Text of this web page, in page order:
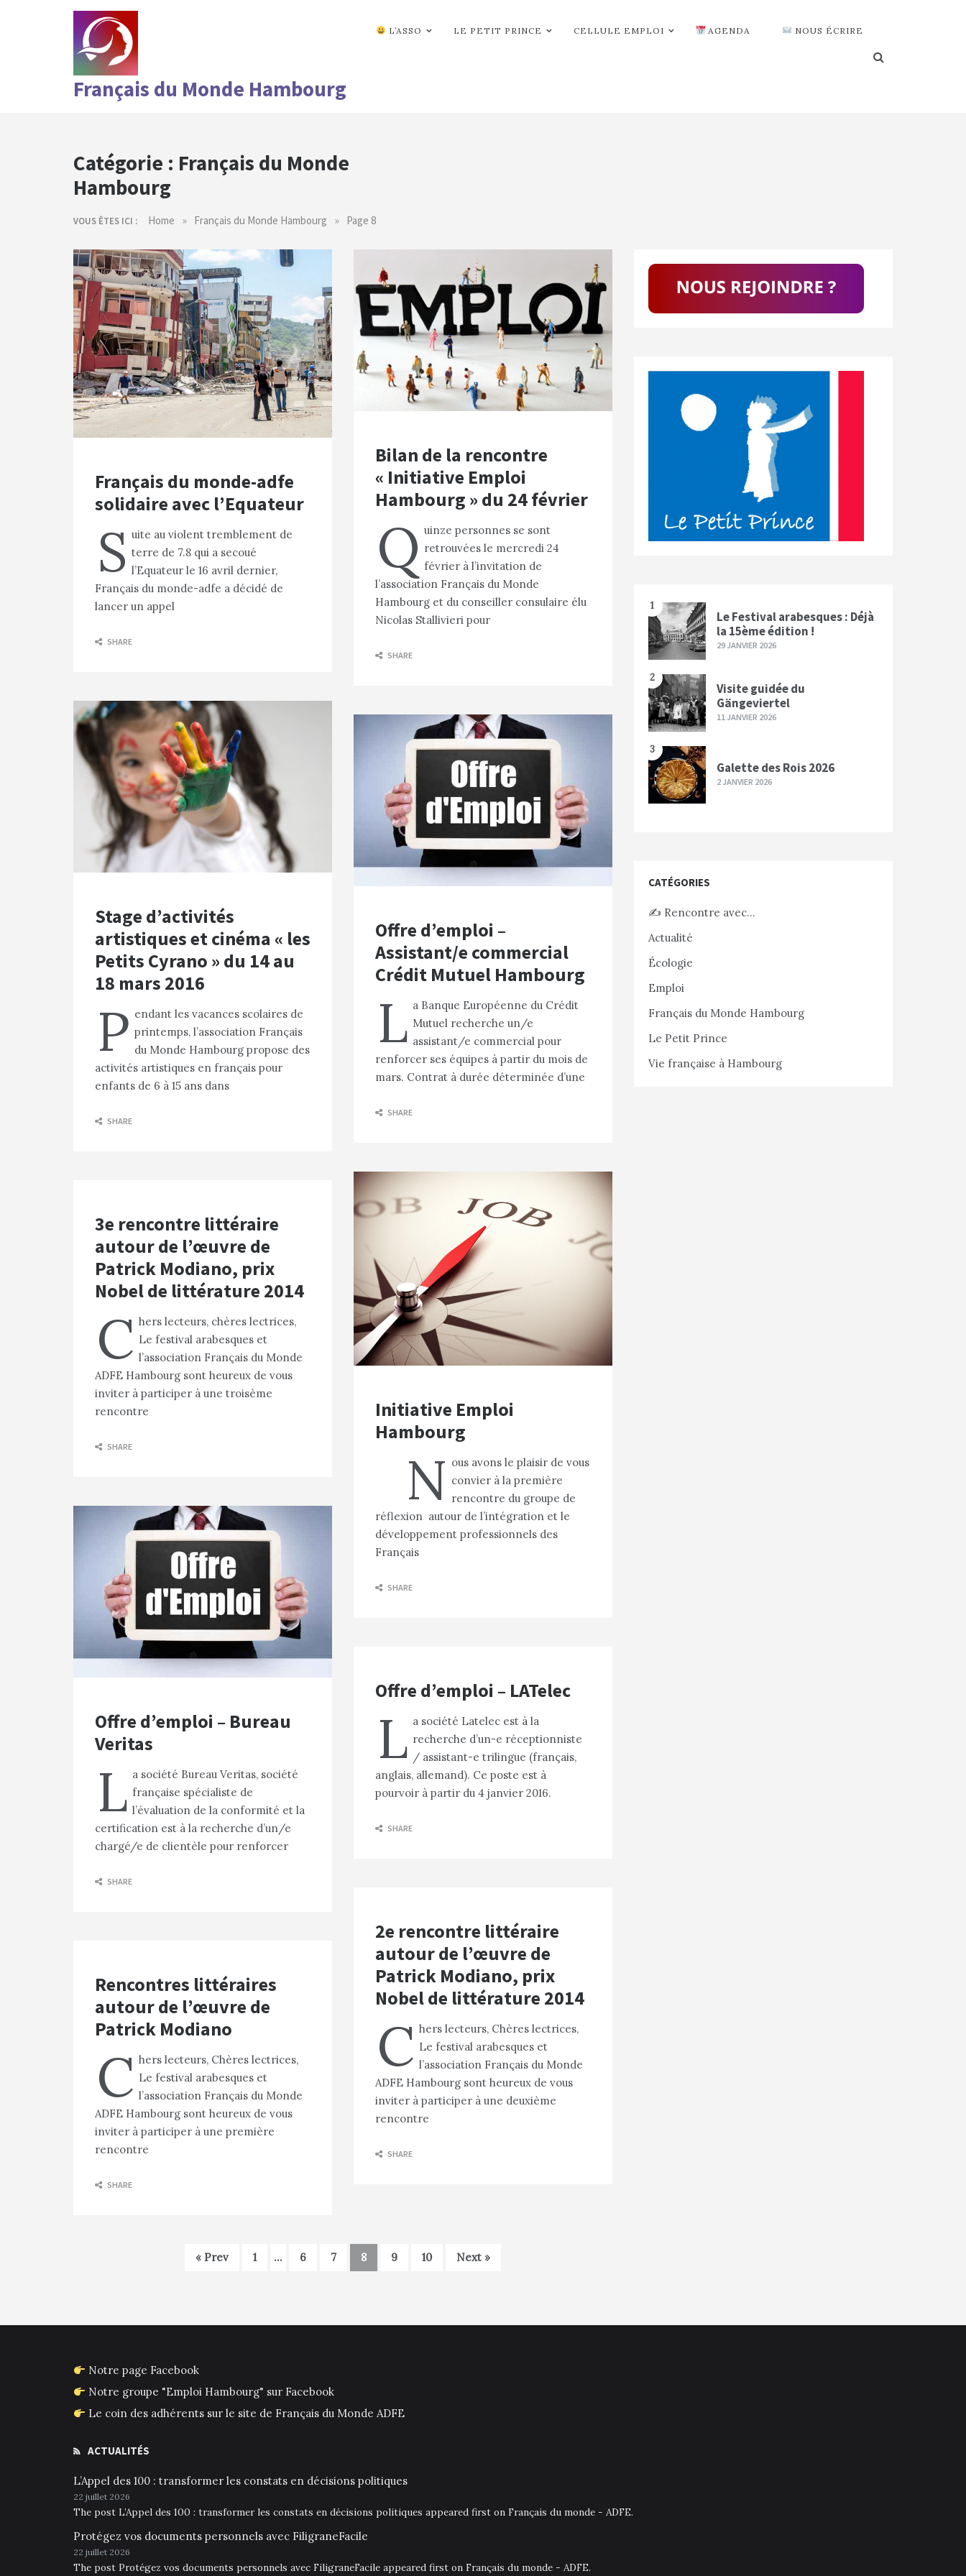
Français du Monde Hambourg
L’ASSO LE PETIT PRINCE CELLULE EMPLOI AGENDA NOUS ÉCRIRE
Catégorie : Français du Monde
Hambourg
VOUS ÊTES ICI : Home » Français du Monde Hambourg » Page 8
Français du monde-adfe
solidaire avec l’Equateur
S uite au violent tremblement de
terre de 7.8 qui a secoué
l’Equateur le 16 avril dernier,
Français du monde-adfe a décidé de
lancer un appel
SHARE
Bilan de la rencontre
« Initiative Emploi
Hambourg » du 24 février
Q uinze personnes se sont
retrouvées le mercredi 24
février à l’invitation de
l’association Français du Monde
Hambourg et du conseiller consulaire élu
Nicolas Stallivieri pour
SHARE
Stage d’activités
artistiques et cinéma « les
Petits Cyrano » du 14 au
18 mars 2016
P endant les vacances scolaires de
printemps, l’association Français
du Monde Hambourg propose des
activités artistiques en français pour
enfants de 6 à 15 ans dans
SHARE
Offre d’emploi –
Assistant/e commercial
Crédit Mutuel Hambourg
L a Banque Européenne du Crédit
Mutuel recherche un/e
assistant/e commercial pour
renforcer ses équipes à partir du mois de
mars. Contrat à durée déterminée d’une
SHARE
Initiative Emploi
Hambourg
N ous avons le plaisir de vous
convier à la première
rencontre du groupe de
réflexion autour de l’intégration et le
développement professionnels des
Français
SHARE
3e rencontre littéraire
autour de l’œuvre de
Patrick Modiano, prix
Nobel de littérature 2014
C hers lecteurs, chères lectrices,
Le festival arabesques et
l’association Français du Monde
ADFE Hambourg sont heureux de vous
inviter à participer à une troisème
rencontre
SHARE
Offre d’emploi – Bureau
Veritas
L a société Bureau Veritas, société
française spécialiste de
l’évaluation de la conformité et la
certification est à la recherche d’un/e
chargé/e de clientèle pour renforcer
SHARE
Offre d’emploi – LATelec
L a société Latelec est à la
recherche d’un-e réceptionniste
/ assistant-e trilingue (français,
anglais, allemand). Ce poste est à
pourvoir à partir du 4 janvier 2016.
SHARE
2e rencontre littéraire
autour de l’œuvre de
Patrick Modiano, prix
Nobel de littérature 2014
C hers lecteurs, Chères lectrices,
Le festival arabesques et
l’association Français du Monde
ADFE Hambourg sont heureux de vous
inviter à participer à une deuxième
rencontre
SHARE
Rencontres littéraires
autour de l’œuvre de
Patrick Modiano
C hers lecteurs, Chères lectrices,
Le festival arabesques et
l’association Français du Monde
ADFE Hambourg sont heureux de vous
inviter à participer à une première
rencontre
SHARE
« Prev 1 … 6 7 8 9 10 Next »
1
Le Festival arabesques : Déjà
la 15ème édition !
29 JANVIER 2026
2
Visite guidée du
Gängeviertel
11 JANVIER 2026
3
Galette des Rois 2026
2 JANVIER 2026
CATÉGORIES
✍️ Rencontre avec…
Actualité
Écologie
Emploi
Français du Monde Hambourg
Le Petit Prince
Vie française à Hambourg
Notre page Facebook
Notre groupe "Emploi Hambourg" sur Facebook
Le coin des adhérents sur le site de Français du Monde ADFE
ACTUALITÉS
L’Appel des 100 : transformer les constats en décisions politiques
22 juillet 2026
The post L’Appel des 100 : transformer les constats en décisions politiques appeared first on Français du monde - ADFE.
Protégez vos documents personnels avec FiligraneFacile
22 juillet 2026
The post Protégez vos documents personnels avec FiligraneFacile appeared first on Français du monde - ADFE.